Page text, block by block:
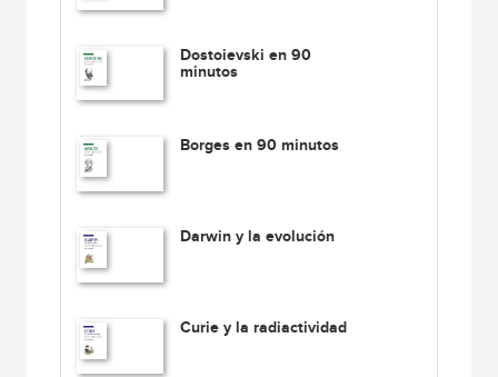
Dostoievski en 90
minutos
Borges en 90 minutos
Darwin y la evolución
Curie y la radiactividad